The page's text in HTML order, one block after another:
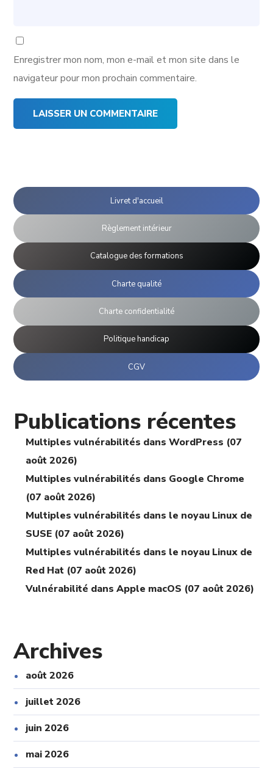
Enregistrer mon nom, mon e-mail et mon site dans le
navigateur pour mon prochain commentaire.
Livret d'accueil
Règlement intérieur
Catalogue des formations
Charte qualité
Charte confidentialité
Politique handicap
CGV
Publications récentes
Multiples vulnérabilités dans WordPress (07
août 2026)
Multiples vulnérabilités dans Google Chrome
(07 août 2026)
Multiples vulnérabilités dans le noyau Linux de
SUSE (07 août 2026)
Multiples vulnérabilités dans le noyau Linux de
Red Hat (07 août 2026)
Vulnérabilité dans Apple macOS (07 août 2026)
Archives
août 2026
juillet 2026
juin 2026
mai 2026